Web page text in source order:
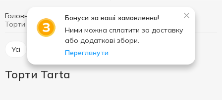
Бонуси за ваші замовлення!
Ними можна сплатити за доставку
або додаткові збори.
Переглянути
Головна Солодощі Торти та тістечка
Торти Tarta
Усі Тістечка
Торти Tarta